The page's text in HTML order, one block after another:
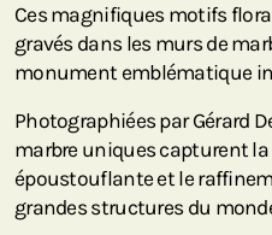
Ces magnifiques motifs
gravés dans les murs de
monument emblématique
Photographiées par Gérard
marbre uniques capturent
époustouflante et le
grandes structures du